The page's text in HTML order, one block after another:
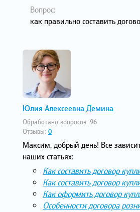
Вопрос:
как правильно составить
Юлия Алексеевна Демина
Обработано вопросов: 96
Отзывы: 0
Максим, добрый день! Все
наших статьях:
Как составить договор
Как составить договор
Как оформить договор
Особенности договора